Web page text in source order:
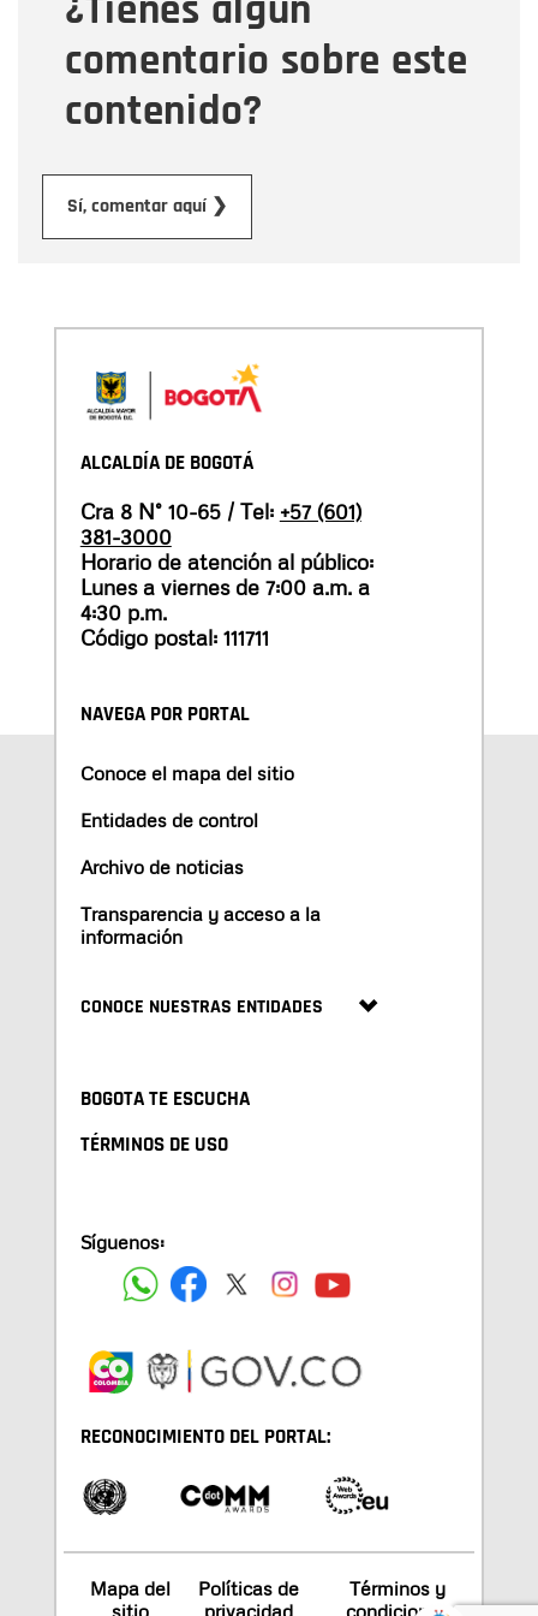
comentario sobre este
contenido?
Sí, comentar aquí ❯
ALCALDÍA DE BOGOTÁ
Cra 8 N° 10-65 / Tel: +57 (601)
381-3000
Horario de atención al público:
Lunes a viernes de 7:00 a.m. a
4:30 p.m.
Código postal: 111711
NAVEGA POR PORTAL
Conoce el mapa del sitio
Entidades de control
Archivo de noticias
Transparencia y acceso a la
información
CONOCE NUESTRAS ENTIDADES
BOGOTA TE ESCUCHA
TÉRMINOS DE USO
Síguenos:
RECONOCIMIENTO DEL PORTAL:
Mapa del
Políticas de
Términos y